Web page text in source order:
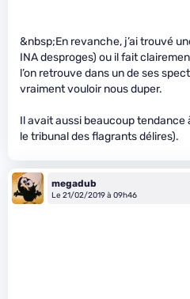
&nbsp;En revanche, j’ai trouvé
INA desproges) ou il fait
l’on retrouve dans un de ses
vraiment vouloir nous duper.
Il avait aussi beaucoup tendance
le tribunal des flagrants délires).
megadub
Le 21/02/2019 à 09h46